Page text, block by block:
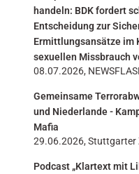
handeln: BDK fordert
Entscheidung zur
Ermittlungsansätze im
sexuellen Missbrauch
08.07.2026,
Gemeinsame
und Niederlande -
Mafia
29.06.2026, Stuttgarter
Podcast „Klartext mit